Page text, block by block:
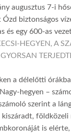
augusztus 7-i
Ózd biztonságos
és egy 600-as
HEGYEN, A
a délelőtti
hegyen –
szerint a
földközeli
is